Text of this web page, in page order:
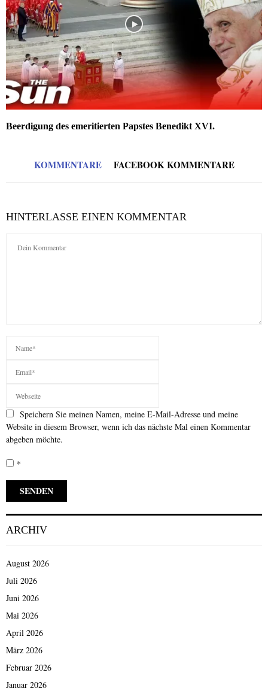
Beerdigung des emeritierten Papstes Benedikt XVI.
KOMMENTARE FACEBOOK KOMMENTARE
HINTERLASSE EINEN KOMMENTAR
Speichern Sie meinen Namen, meine E-Mail-Adresse und meine
Website in diesem Browser, wenn ich das nächste Mal einen Kommentar
abgeben möchte.
*
ARCHIV
August 2026
Juli 2026
Juni 2026
Mai 2026
April 2026
März 2026
Februar 2026
Januar 2026